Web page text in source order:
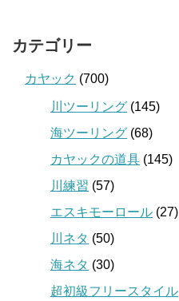
カテゴリー
カヤック (700)
川ツーリング (145)
海ツーリング (68)
カヤックの道具 (145)
川練習 (57)
エスキモーロール (27)
川ネタ (50)
海ネタ (30)
超初級フリースタイル